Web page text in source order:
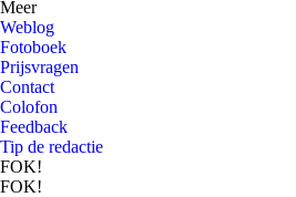
Meer
Weblog
Fotoboek
Prijsvragen
Contact
Colofon
Feedback
Tip de redactie
FOK!
FOK!